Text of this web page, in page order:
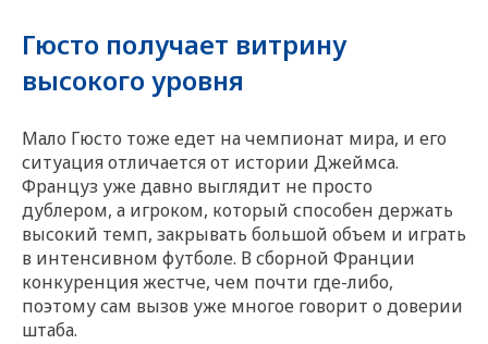
Гюсто получает витрину
высокого уровня
Мало Гюсто тоже едет на чемпионат мира, и его
ситуация отличается от истории Джеймса.
Француз уже давно выглядит не просто
дублером, а игроком, который способен держать
высокий темп, закрывать большой объем и играть
в интенсивном футболе. В сборной Франции
конкуренция жестче, чем почти где-либо,
поэтому сам вызов уже многое говорит о доверии
штаба.